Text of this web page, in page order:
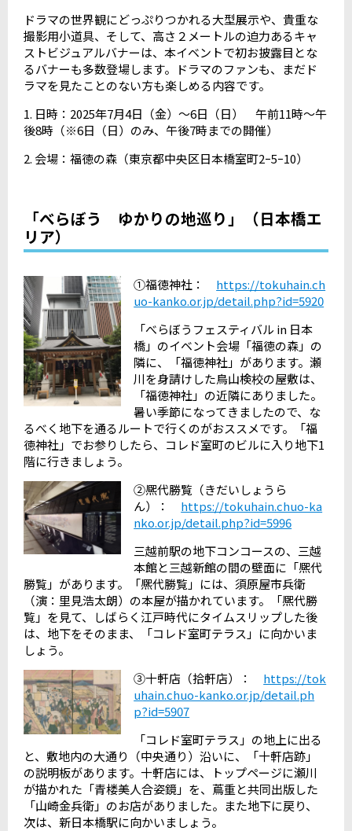
ドラマの世界観にどっぷりつかれる大型展示や、貴重な
撮影用小道具、そして、高さ２メートルの迫力あるキャ
ストビジュアルバナーは、本イベントで初お披露目とな
るバナーも多数登場します。ドラマのファンも、まだド
ラマを見たことのない方も楽しめる内容です。
1. 日時： 2025年7月4日（金）～6日（日） 午前11時～午
後8時（※6日（日）のみ、午後7時までの開催）
2. 会場：福徳の森（東京都中央区日本橋室町2ｰ5ｰ10）
「べらぼう ゆかりの地巡り」（日本橋エ
リア）
①福徳神社： https://tokuhain.ch
uo-kanko.or.jp/detail.php?id=5920
「べらぼうフェスティバル in 日本
橋」のイベント会場「福徳の森」の
隣に、「福徳神社」があります。瀬
川を身請けした鳥山検校の屋敷は、
「福徳神社」の近隣にありました。
暑い季節になってきましたので、な
るべく地下を通るルートで行くのがおススメです。「福
徳神社」でお参りしたら、コレド室町のビルに入り地下1
階に行きましょう。
②熈代勝覧（きだいしょうら
ん）： https://tokuhain.chuo-ka
nko.or.jp/detail.php?id=5996
三越前駅の地下コンコースの、三越
本館と三越新館の間の壁面に「熈代
勝覧」があります。「熈代勝覧」には、須原屋市兵衛
（演：里見浩太朗）の本屋が描かれています。「熈代勝
覧」を見て、しばらく江戸時代にタイムスリップした後
は、地下をそのまま、「コレド室町テラス」に向かいま
しょう。
③十軒店（拾軒店）： https://tok
uhain.chuo-kanko.or.jp/detail.ph
p?id=5907
「コレド室町テラス」の地上に出る
と、敷地内の大通り（中央通り）沿いに、「十軒店跡」
の説明板があります。十軒店には、トップページに瀬川
が描かれた「青楼美人合姿鏡」を、蔦重と共同出版した
「山崎金兵衛」のお店がありました。また地下に戻り、
次は、新日本橋駅に向かいましょう。